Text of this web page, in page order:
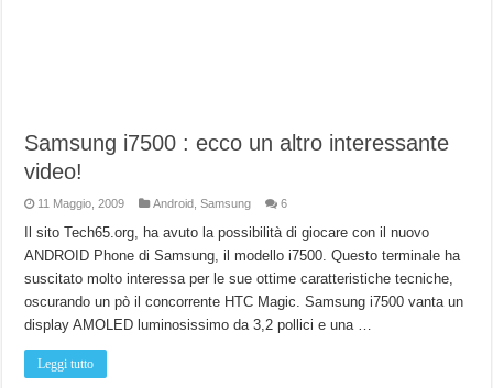
Samsung i7500 : ecco un altro interessante
video!
11 Maggio, 2009 Android ,Samsung 6
Il sito Tech65.org, ha avuto la possibilità di giocare con il nuovo
ANDROID Phone di Samsung, il modello i7500. Questo terminale ha
suscitato molto interessa per le sue ottime caratteristiche tecniche,
oscurando un pò il concorrente HTC Magic. Samsung i7500 vanta un
display AMOLED luminosissimo da 3,2 pollici e una …
Leggi tutto